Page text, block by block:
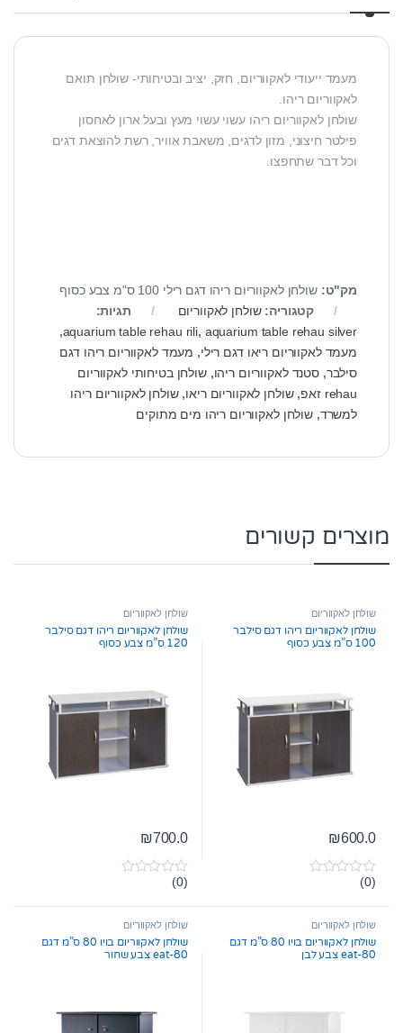
מעמד ייעודי לאקווריום, חזק, יציב ובטיחותי- שולחן תואם
לאקווריום ריהו.
שולחן לאקווריום ריהו עשוי עשוי מעץ ובעל ארון לאחסון
פילטר חיצוני, מזון לדגים, משאבת אוויר, רשת להוצאת דגים
וכל דבר שתחפצו.
מק"ט:שולחן לאקווריום ריהו דגם רילי 100 ס"מ צבע כסוף
קטגוריה:שולחן לאקווריום
תגיות:
aquarium table rehau rili, aquarium table rehau silver
,
מעמד לאקווריום ריאו דגם רילי, מעמד לאקווריום ריהו דגם
סילבר,סטנד לאקווריום ריהו,שולחן בטיחותי לאקווריום
rehau זאפ
,שולחן לאקווריום ריאו,שולחן לאקווריום ריהו
למשרד,שולחן לאקווריום ריהו מים מתוקים
מוצרים קשורים
שולחן לאקווריום
שולחן לאקווריום ריהו דגם סילבר
100 ס”מ צבע כסוף
₪600.0
0
t
f
5
(0)
שולחן לאקווריום
שולחן לאקווריום ריהו דגם סילבר
120 ס”מ צבע כסוף
₪700.0
0
t
f
5
(0)
שולחן לאקווריום
שולחן לאקווריום בויו 80 ס”מ דגם
eat-80 צבע לבן
שולחן לאקווריום
שולחן לאקווריום בויו 80 ס”מ דגם
eat-80 צבע שחור